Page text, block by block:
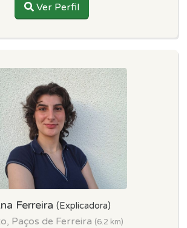
Ver Perfil
Ferreira (Explicadora)
Paços de Ferreira (6.2 km)